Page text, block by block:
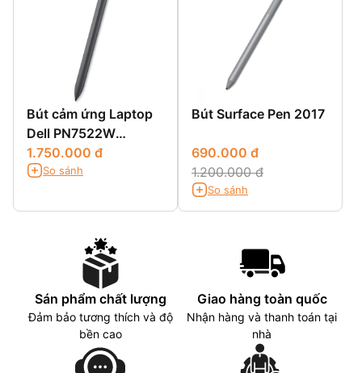
Bút cảm ứng Laptop
Dell PN7522W
Premier Rechargeable
Active Pen
1.750.000 đ
So sánh
Bút Surface Pen 2017
690.000 đ
1.200.000 đ
So sánh
Sán phẩm chất lượng
Đảm bảo tương thích và độ
bền cao
Giao hàng toàn quốc
Nhận hàng và thanh toán tại
nhà